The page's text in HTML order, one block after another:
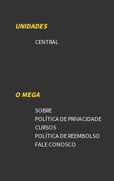
UNIDADES
CENTRAL
O MEGA
SOBRE
POLÍTICA DE PRIVACIDADE
CURSOS
POLÍTICA DE REEMBOLSO
FALE CONOSCO